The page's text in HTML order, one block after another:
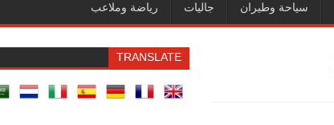
سياحة وطيران جاليات رياضة وملاعب
TRANSLATE